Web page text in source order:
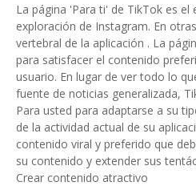
La página 'Para ti' de TikTok es el
exploración de Instagram. En
vertebral de la aplicación . La
para satisfacer el contenido
usuario. En lugar de ver todo lo
fuente de noticias generalizada,
Para usted para adaptarse a su
de la actividad actual de su
contenido viral y preferido que
su contenido y extender sus
Crear contenido atractivo